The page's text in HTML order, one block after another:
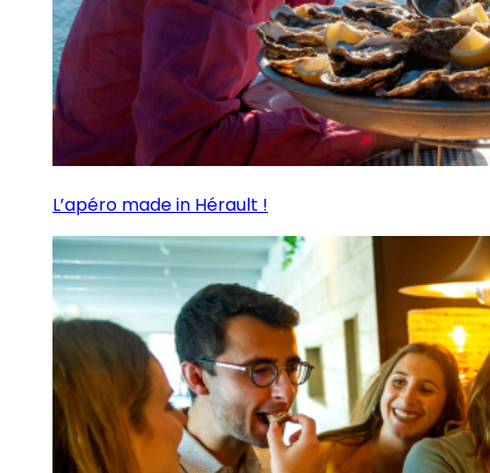
L’apéro made in Hérault !